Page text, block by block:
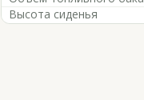
Высота сиденья